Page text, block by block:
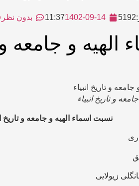
1402-09-14
11:37 بدون نظر
و جامعه و
و تاریخ انبیاء
نسبت اسماء الهیه و جامعه و تاریخ
زیولایی